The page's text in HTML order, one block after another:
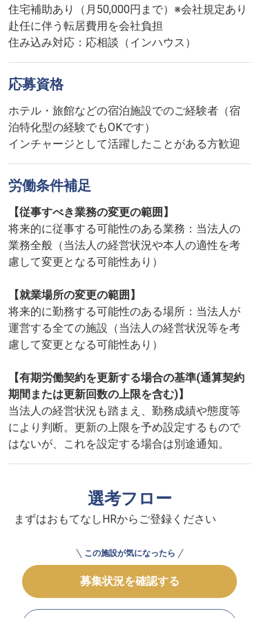
住宅補助あり（月50,000円まで）※会社規定あり
赴任に伴う転居費用を会社負担
住み込み対応：応相談（インハウス）
応募資格
ホテル・旅館などの宿泊施設でのご経験者（宿
泊特化型の経験でもOKです）
インチャージとして活躍したことがある方歓迎
労働条件補足
【従事すべき業務の変更の範囲】
将来的に従事する可能性のある業務：当法人の
業務全般（当法人の経営状況や本人の適性を考
慮して変更となる可能性あり）
【就業場所の変更の範囲】
将来的に勤務する可能性のある場所：当法人が
運営する全ての施設（当法人の経営状況等を考
慮して変更となる可能性あり）
【有期労働契約を更新する場合の基準(通算契約
期間または更新回数の上限を含む)】
当法人の経営状況も踏まえ、勤務成績や態度等
により判断。更新の上限を予め設定するもので
はないが、これを設定する場合は別途通知。
選考フロー
まずはおもてなしHRからご登録ください
この施設が気になったら
募集状況を確認する